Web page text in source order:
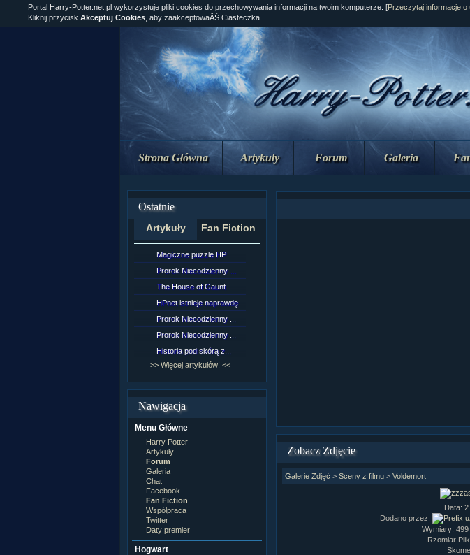
Strona Główna Artykuły Forum Galeria
Ostatnie
Artykuły Fan Fiction
Magiczne puzzle HP
Prorok Niecodzienny ...
The House of Gaunt
HPnet istnieje naprawdę
Prorok Niecodzienny ...
Prorok Niecodzienny ...
Historia pod skórą z...
>> Więcej artykułów! <<
Nawigacja
Menu Główne
Harry Potter
Artykuły
Forum
Galeria
Chat
Facebook
Fan Fiction
Współpraca
Twitter
Daty premier
Hogwart
Portal Harry-Potter.net.pl wykorzystuje pliki cookies do przechowywania informacji na twoim komputerze. [Przeczytaj informacje
Kliknij przycisk Akceptuj Cookies , aby zaakceptowaĂŚ Ciasteczka.
Zobacz Zdjęcie
Galerie Zdjęć > Sceny z filmu> Voldemort
Data:
Dodano przez:
Wymiary:
Rzomiar